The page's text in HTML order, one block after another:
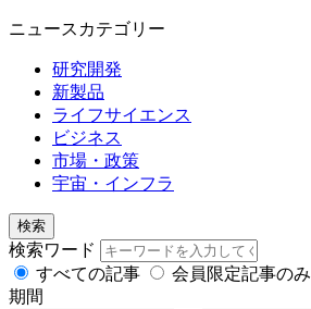
ニュースカテゴリー
研究開発
新製品
ライフサイエンス
ビジネス
市場・政策
宇宙・インフラ
検索
検索ワード
すべての記事
会員限定記事のみ
期間